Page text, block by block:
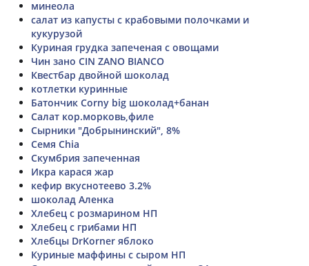
минеола
салат из капусты с крабовыми полочками и
кукурузой
Куриная грудка запеченая с овощами
Чин зано CIN ZANO BIANCO
Квестбар двойной шоколад
котлетки куринные
Батончик Corny big шоколад+банан
Салат кор.морковь,филе
Сырники "Добрынинский", 8%
Семя Chia
Скумбрия запеченная
Икра карася жар
кефир вкуснотеево 3.2%
шоколад Аленка
Хлебец с розмарином НП
Хлебец с грибами НП
Хлебцы DrKorner яблоко
Куриные маффины с сыром НП